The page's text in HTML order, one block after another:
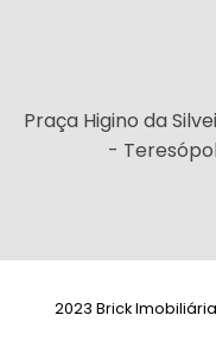
Praça Higino da
-
2023 Brick